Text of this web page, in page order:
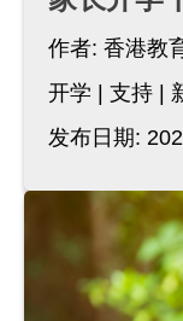
作者: 香港教
开学
支持
发布日期: